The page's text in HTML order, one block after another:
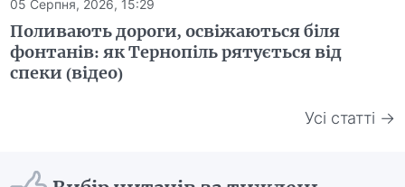
05 Серпня, 2026, 15:29
Поливають дороги, освіжаються біля
фонтанів: як Тернопіль рятується від
спеки (відео)
Усі статті →